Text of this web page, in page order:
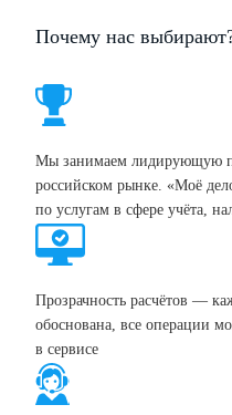
Почему нас
Мы занимаем лидирующую
российском рынке. «Моё
по услугам в сфере учёта,
Прозрачность расчётов —
обоснована, все операции
в сервисе